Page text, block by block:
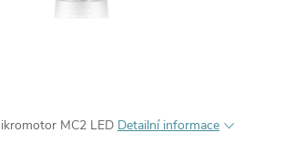
MC2 LED Detailní informace